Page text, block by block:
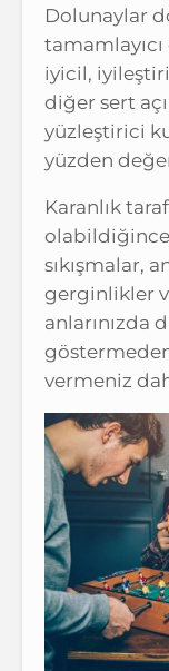
Dolunaylar
iyicil,
diğer sert
yüzleştirici
yüzden
Karanlık
sıkışmalar,
gerginlikler
anlarınızda
vermeniz